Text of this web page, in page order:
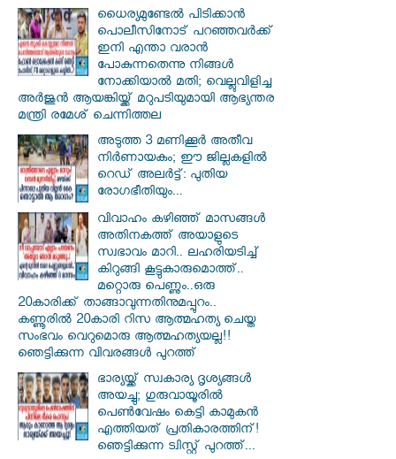
ധൈര്യമുണ്ടേൽ പിടിക്കാൻ
പൊലീസിനോട് പറഞ്ഞവർക്ക്
ഇനി എന്താ വരാൻ
പോകുന്നതെന്നു നിങ്ങൾ
നോക്കിയാൽ മതി; വെല്ലുവിളിച്ച
അർജുൻ ആയങ്കിയ്ക്ക് മറുപടിയുമായി ആഭ്യന്തര
മന്ത്രി രമേശ് ചെന്നിത്തല
അടുത്ത 3 മണിക്കൂർ അതീവ
നിർണായകം; ഈ ജില്ലകളിൽ
റെഡ് അലർട്ട്: പുതിയ
രോഗഭീതിയും...
വിവാഹം കഴിഞ്ഞ് മാസങ്ങൾ
അതിനകത്ത് അയാളുടെ
സ്വഭാവം മാറി.. ലഹരിയടിച്ച്
കിറുങ്ങി കൂട്ടുകാരുമൊത്ത്..
മറ്റൊരു പെണ്ണും..ഒരു
20കാരിക്ക് താങ്ങാവുന്നതിനുമപ്പുറം..
കണ്ണൂരിൽ 20കാരി റിസ ആത്മഹത്യ ചെയ്ത
സംഭവം വെറുമൊരു ആത്മഹത്യയല്ല!!
ഞെട്ടിക്കുന്ന വിവരങ്ങൾ പുറത്ത്
ഭാര്യയ്ക്ക് സ്വകാര്യ ദൃശ്യങ്ങൾ
അയച്ചു; ഗുരുവായൂരിൽ
പെൺവേഷം കെട്ടി കാമുകൻ
എത്തിയത് പ്രതികാരത്തിന്!
ഞെട്ടിക്കുന്ന ട്വിസ്റ്റ് പുറത്ത്...